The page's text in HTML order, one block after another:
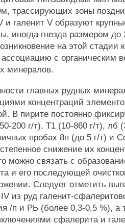
трассирующих зоны
галенит V образуют
иногда гнезда размером до
на этой стадии
с органическим
минералов.
главных рудных
концентраций
В пирите постоянно
200 г/т), Т1 (10-860 г/т), лб
пробах 8п (до 5 г/т) и
снижение их
можно связать с
и его последующей
Следует отметить
из руд галенит-
/п и РЬ (более 0,3-0,5 %), а
сфалерита и